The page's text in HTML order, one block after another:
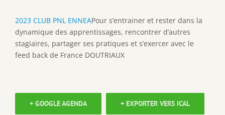
2023 CLUB PNL ENNEAPour s’entrainer et rester dans la
dynamique des apprentissages, rencontrer d’autres
stagiaires, partager ses pratiques et s’exercer avec le
feed back de France DOUTRIAUX
+ GOOGLE AGENDA + EXPORTER VERS ICAL